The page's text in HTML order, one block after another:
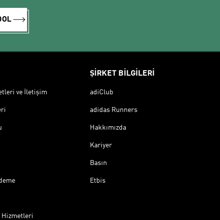
ve İletişim
Hizmetleri
ŞİRKET BİLGİLERİ
adiClub
adidas Runners
Hakkımızda
Kariyer
Basın
Etbis